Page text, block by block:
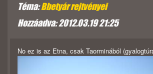
Téma:Bbetyár rejtvényei
Hozzáadva: 2012.03.19 21:25
No ez is az Etna, csak Taorminából